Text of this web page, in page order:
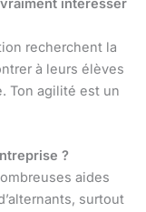
intéresser
recherchent la
à leurs élèves
Ton agilité est un
?
aides
surtout